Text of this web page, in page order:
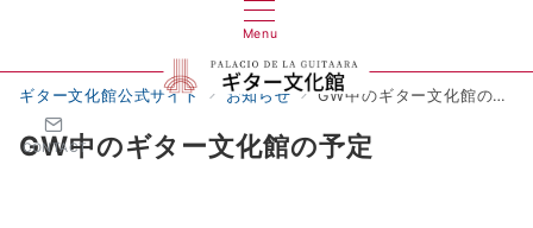
Menu
CONTACT
ギター文化館公式サイト お知らせ GW中のギター文化館の予定
GW中のギター文化館の予定